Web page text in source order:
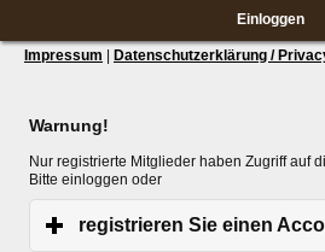
Einloggen
Impressum Datenschutzerklärung /
Warnung!
Nur registrierte Mitglieder haben Zugriff auf
Bitte einloggen oder
registrieren Sie einen